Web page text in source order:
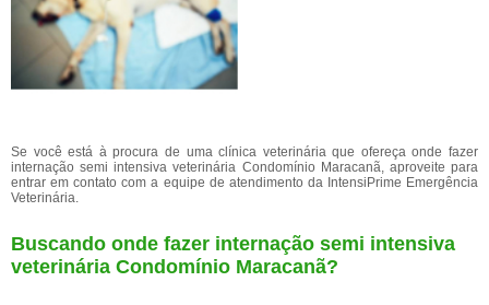
Se você está à procura de uma clínica veterinária que ofereça onde fazer
internação semi intensiva veterinária Condomínio Maracanã, aproveite para
entrar em contato com a equipe de atendimento da IntensiPrime Emergência
Veterinária.
Buscando onde fazer internação semi intensiva
veterinária Condomínio Maracanã?